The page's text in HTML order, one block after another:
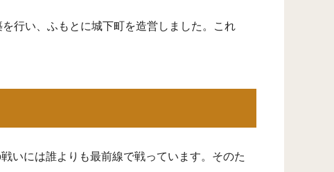
行い、ふもとに城下町を造営しました。これ
いには誰よりも最前線で戦っています。そのた